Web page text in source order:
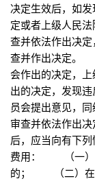
决定生效后，如
定或者上级人民
查并依法作出决
查并作出决定。
会作出的决定，
出的决定，发现
员会提出意见，
审查并依法作出
后，应当向有下
费用： （一）
的； （二）在